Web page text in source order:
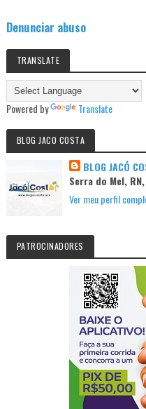
Denunciar abuso
TRANSLATE
Powered by Translate
BLOG JACO COSTA
BLOG JACÓ
Serra do Mel,
Ver meu perfil
PATROCINADORES